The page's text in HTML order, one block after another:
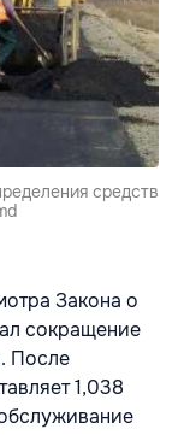
средств
Закона о
сокращение
После
1,038